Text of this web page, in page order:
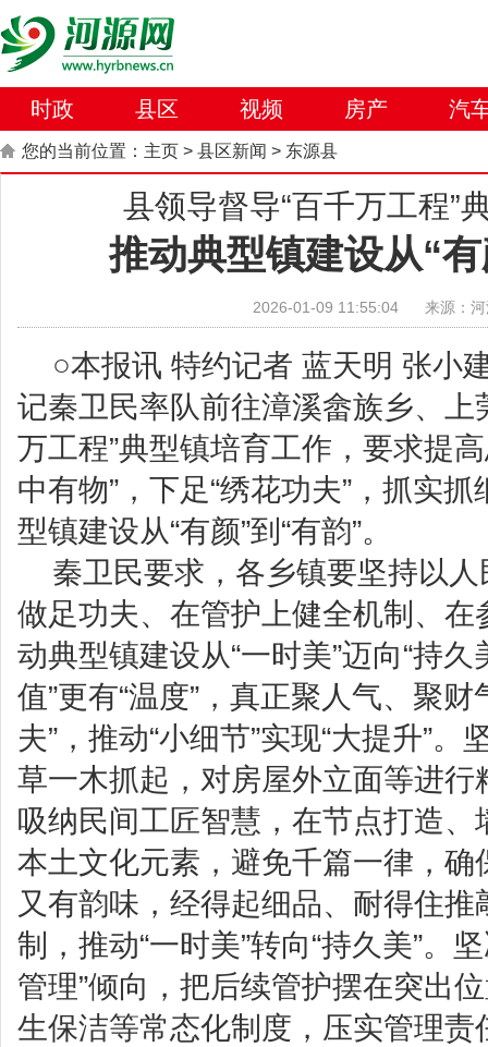
时政 县区 视频 房产 汽
您的当前位置： 主页 > 县区新闻 > 东源县
县领导督导“百千万工程”
推动典型镇建设从“
2026-01-09 11:55:04 来源：
○本报讯 特约记者 蓝天明 张小
记秦卫民率队前往漳溪畲族乡、上
万工程”典型镇培育工作，要求提
中有物”，下足“绣花功夫”，抓实
型镇建设从“有颜”到“有韵”。
秦卫民要求，各乡镇要坚持以
做足功夫、在管护上健全机制、在
动典型镇建设从“一时美”迈向“持久
值”更有“温度”，真正聚人气、聚
夫”，推动“小细节”实现“大提升”
草一木抓起，对房屋外立面等进行
吸纳民间工匠智慧，在节点打造
本土文化元素，避免千篇一律，确
又有韵味，经得起细品、耐得住
制，推动“一时美”转向“持久美”。
管理”倾向，把后续管护摆在突出
生保洁等常态化制度，压实管理责